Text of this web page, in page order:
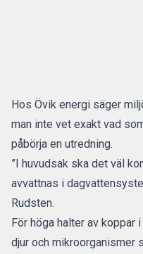
Hos Övik energi säger
man inte vet exakt vad
påbörja en utredning.
”I huvudsak ska det väl
avvattnas i
Rudsten.
För höga halter av koppar
djur och mikroorganismer